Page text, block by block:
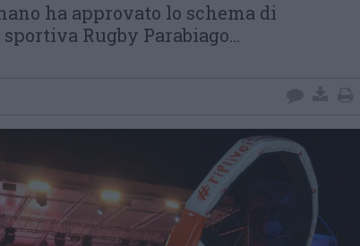
ha approvato lo schema di
Rugby Parabiago...